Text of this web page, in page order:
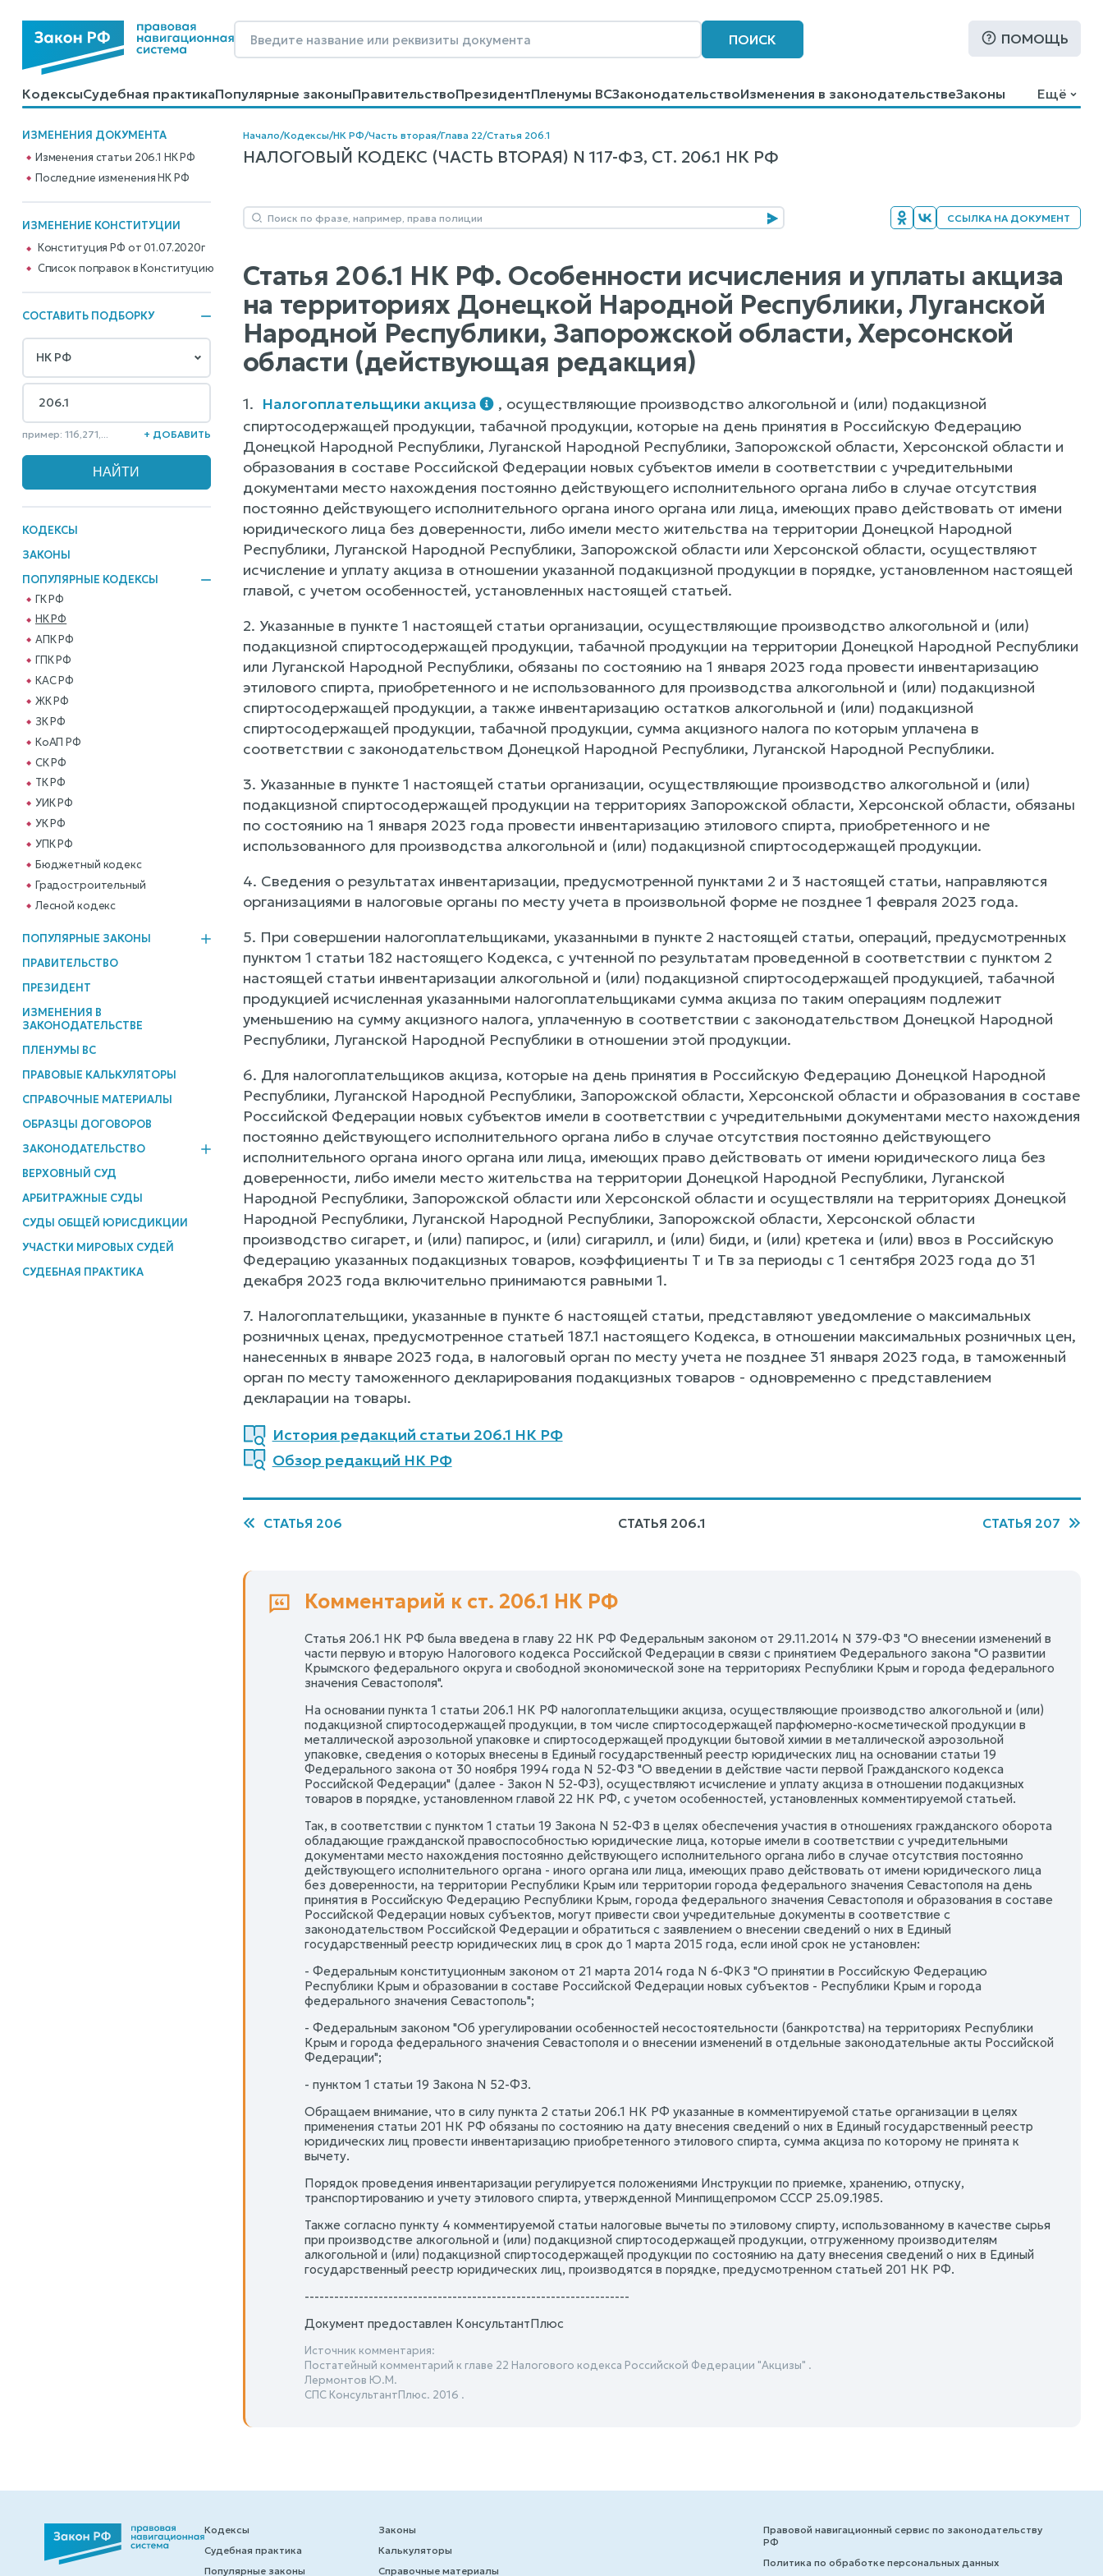
ПОИСК ПОМОЩЬ
КодексыСудебная практикаПопулярные законыПравительствоПрезидентПленумы ВСЗаконодательствоИзменения в законодательствеЗаконы
КалькуляторыСправочные материалыОбразцы договоровКонтактыПомощьПоиск
Ещё
ИЗМЕНЕНИЯ ДОКУМЕНТА
Изменения статьи 206.1 НК РФ
Последние изменения НК РФ
ИЗМЕНЕНИЕ КОНСТИТУЦИИ
Конституция РФ от 01.07.2020г
Cписок поправок в Конституцию
СОСТАВИТЬ ПОДБОРКУ
пример: 116,271,... + ДОБАВИТЬ
КОДЕКСЫ
ЗАКОНЫ
ПОПУЛЯРНЫЕ КОДЕКСЫ
ГК РФ
НК РФ
АПК РФ
ГПК РФ
КАС РФ
ЖК РФ
ЗК РФ
КоАП РФ
СК РФ
ТК РФ
УИК РФ
УК РФ
УПК РФ
Бюджетный кодекс
Градостроительный
Лесной кодекс
ПОПУЛЯРНЫЕ ЗАКОНЫ
ПРАВИТЕЛЬСТВО
ПРЕЗИДЕНТ
ИЗМЕНЕНИЯ В
ЗАКОНОДАТЕЛЬСТВЕ
ПЛЕНУМЫ ВС
ПРАВОВЫЕ КАЛЬКУЛЯТОРЫ
СПРАВОЧНЫЕ МАТЕРИАЛЫ
ОБРАЗЦЫ ДОГОВОРОВ
ЗАКОНОДАТЕЛЬСТВО
ВЕРХОВНЫЙ СУД
АРБИТРАЖНЫЕ СУДЫ
СУДЫ ОБЩЕЙ ЮРИСДИКЦИИ
УЧАСТКИ МИРОВЫХ СУДЕЙ
СУДЕБНАЯ ПРАКТИКА
Начало/Кодексы/НК РФ/Часть вторая/Глава 22/Статья 206.1
НАЛОГОВЫЙ КОДЕКС (ЧАСТЬ ВТОРАЯ) N 117-ФЗ, СТ. 206.1 НК РФ
ССЫЛКА НА ДОКУМЕНТ
Статья 206.1 НК РФ. Особенности исчисления и уплаты акциза
на территориях Донецкой Народной Республики, Луганской
Народной Республики, Запорожской области, Херсонской
области (действующая редакция)
1. Налогоплательщики акциза
, осуществляющие производство алкогольной и (или) подакцизной
спиртосодержащей продукции, табачной продукции, которые на день принятия в Российскую Федерацию
Донецкой Народной Республики, Луганской Народной Республики, Запорожской области, Херсонской области и
образования в составе Российской Федерации новых субъектов имели в соответствии с учредительными
документами место нахождения постоянно действующего исполнительного органа либо в случае отсутствия
постоянно действующего исполнительного органа иного органа или лица, имеющих право действовать от имени
юридического лица без доверенности, либо имели место жительства на территории Донецкой Народной
Республики, Луганской Народной Республики, Запорожской области или Херсонской области, осуществляют
исчисление и уплату акциза в отношении указанной подакцизной продукции в порядке, установленном настоящей
главой, с учетом особенностей, установленных настоящей статьей.
2. Указанные в пункте 1 настоящей статьи организации, осуществляющие производство алкогольной и (или)
подакцизной спиртосодержащей продукции, табачной продукции на территории Донецкой Народной Республики
или Луганской Народной Республики, обязаны по состоянию на 1 января 2023 года провести инвентаризацию
этилового спирта, приобретенного и не использованного для производства алкогольной и (или) подакцизной
спиртосодержащей продукции, а также инвентаризацию остатков алкогольной и (или) подакцизной
спиртосодержащей продукции, табачной продукции, сумма акцизного налога по которым уплачена в
соответствии с законодательством Донецкой Народной Республики, Луганской Народной Республики.
3. Указанные в пункте 1 настоящей статьи организации, осуществляющие производство алкогольной и (или)
подакцизной спиртосодержащей продукции на территориях Запорожской области, Херсонской области, обязаны
по состоянию на 1 января 2023 года провести инвентаризацию этилового спирта, приобретенного и не
использованного для производства алкогольной и (или) подакцизной спиртосодержащей продукции.
4. Сведения о результатах инвентаризации, предусмотренной пунктами 2 и 3 настоящей статьи, направляются
организациями в налоговые органы по месту учета в произвольной форме не позднее 1 февраля 2023 года.
5. При совершении налогоплательщиками, указанными в пункте 2 настоящей статьи, операций, предусмотренных
пунктом 1 статьи 182 настоящего Кодекса, с учтенной по результатам проведенной в соответствии с пунктом 2
настоящей статьи инвентаризации алкогольной и (или) подакцизной спиртосодержащей продукцией, табачной
продукцией исчисленная указанными налогоплательщиками сумма акциза по таким операциям подлежит
уменьшению на сумму акцизного налога, уплаченную в соответствии с законодательством Донецкой Народной
Республики, Луганской Народной Республики в отношении этой продукции.
6. Для налогоплательщиков акциза, которые на день принятия в Российскую Федерацию Донецкой Народной
Республики, Луганской Народной Республики, Запорожской области, Херсонской области и образования в составе
Российской Федерации новых субъектов имели в соответствии с учредительными документами место нахождения
постоянно действующего исполнительного органа либо в случае отсутствия постоянно действующего
исполнительного органа иного органа или лица, имеющих право действовать от имени юридического лица без
доверенности, либо имели место жительства на территории Донецкой Народной Республики, Луганской
Народной Республики, Запорожской области или Херсонской области и осуществляли на территориях Донецкой
Народной Республики, Луганской Народной Республики, Запорожской области, Херсонской области
производство сигарет, и (или) папирос, и (или) сигарилл, и (или) биди, и (или) кретека и (или) ввоз в Российскую
Федерацию указанных подакцизных товаров, коэффициенты T и Tв за периоды с 1 сентября 2023 года до 31
декабря 2023 года включительно принимаются равными 1.
7. Налогоплательщики, указанные в пункте 6 настоящей статьи, представляют уведомление о максимальных
розничных ценах, предусмотренное статьей 187.1 настоящего Кодекса, в отношении максимальных розничных цен,
нанесенных в январе 2023 года, в налоговый орган по месту учета не позднее 31 января 2023 года, в таможенный
орган по месту таможенного декларирования подакцизных товаров - одновременно с представлением
декларации на товары.
История редакций статьи 206.1 НК РФ
Обзор редакций НК РФ
СТАТЬЯ 206 СТАТЬЯ 206.1 СТАТЬЯ 207
Комментарий к ст. 206.1 НК РФ
Статья 206.1 НК РФ была введена в главу 22 НК РФ Федеральным законом от 29.11.2014 N 379-ФЗ "О внесении изменений в
части первую и вторую Налогового кодекса Российской Федерации в связи с принятием Федерального закона "О развитии
Крымского федерального округа и свободной экономической зоне на территориях Республики Крым и города федерального
значения Севастополя".
На основании пункта 1 статьи 206.1 НК РФ налогоплательщики акциза, осуществляющие производство алкогольной и (или)
подакцизной спиртосодержащей продукции, в том числе спиртосодержащей парфюмерно-косметической продукции в
металлической аэрозольной упаковке и спиртосодержащей продукции бытовой химии в металлической аэрозольной
упаковке, сведения о которых внесены в Единый государственный реестр юридических лиц на основании статьи 19
Федерального закона от 30 ноября 1994 года N 52-ФЗ "О введении в действие части первой Гражданского кодекса
Российской Федерации" (далее - Закон N 52-ФЗ), осуществляют исчисление и уплату акциза в отношении подакцизных
товаров в порядке, установленном главой 22 НК РФ, с учетом особенностей, установленных комментируемой статьей.
Так, в соответствии с пунктом 1 статьи 19 Закона N 52-ФЗ в целях обеспечения участия в отношениях гражданского оборота
обладающие гражданской правоспособностью юридические лица, которые имели в соответствии с учредительными
документами место нахождения постоянно действующего исполнительного органа либо в случае отсутствия постоянно
действующего исполнительного органа - иного органа или лица, имеющих право действовать от имени юридического лица
без доверенности, на территории Республики Крым или территории города федерального значения Севастополя на день
принятия в Российскую Федерацию Республики Крым, города федерального значения Севастополя и образования в составе
Российской Федерации новых субъектов, могут привести свои учредительные документы в соответствие с
законодательством Российской Федерации и обратиться с заявлением о внесении сведений о них в Единый
государственный реестр юридических лиц в срок до 1 марта 2015 года, если иной срок не установлен:
- Федеральным конституционным законом от 21 марта 2014 года N 6-ФКЗ "О принятии в Российскую Федерацию
Республики Крым и образовании в составе Российской Федерации новых субъектов - Республики Крым и города
федерального значения Севастополь";
- Федеральным законом "Об урегулировании особенностей несостоятельности (банкротства) на территориях Республики
Крым и города федерального значения Севастополя и о внесении изменений в отдельные законодательные акты Российской
Федерации";
- пунктом 1 статьи 19 Закона N 52-ФЗ.
Обращаем внимание, что в силу пункта 2 статьи 206.1 НК РФ указанные в комментируемой статье организации в целях
применения статьи 201 НК РФ обязаны по состоянию на дату внесения сведений о них в Единый государственный реестр
юридических лиц провести инвентаризацию приобретенного этилового спирта, сумма акциза по которому не принята к
вычету.
Порядок проведения инвентаризации регулируется положениями Инструкции по приемке, хранению, отпуску,
транспортированию и учету этилового спирта, утвержденной Минпищепромом СССР 25.09.1985.
Также согласно пункту 4 комментируемой статьи налоговые вычеты по этиловому спирту, использованному в качестве сырья
при производстве алкогольной и (или) подакцизной спиртосодержащей продукции, отгруженному производителям
алкогольной и (или) подакцизной спиртосодержащей продукции по состоянию на дату внесения сведений о них в Единый
государственный реестр юридических лиц, производятся в порядке, предусмотренном статьей 201 НК РФ.
------------------------------------------------------------------
Документ предоставлен КонсультантПлюс
Источник комментария:
Постатейный комментарий к главе 22 Налогового кодекса Российской Федерации "Акцизы" .
Лермонтов Ю.М.
СПС КонсультантПлюс. 2016 .
Кодексы
Судебная практика
Популярные законы
Законы
Калькуляторы
Справочные материалы
Правовой навигационный сервис по законодательству
РФ
Политика по обработке персональных данных